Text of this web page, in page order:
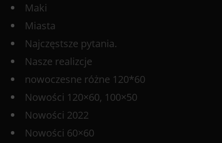
Maki
Miasta
Najczęstsze pytania.
Nasze realizcje
nowoczesne różne 120*60
Nowości 120×60, 100×50
Nowości 2022
Nowości 60×60